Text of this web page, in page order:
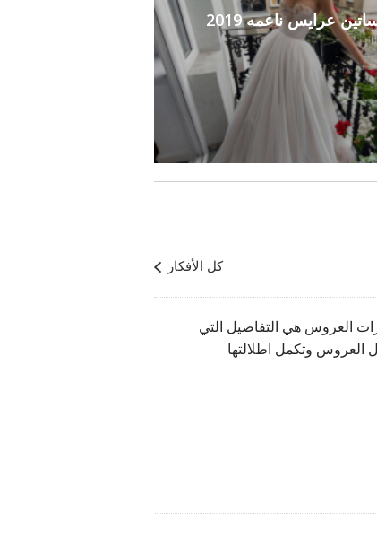
عرايس ناعمه 2019
كل الأفكار
العروس هي التفاصيل التي
العروس وتكمل اطلالتها